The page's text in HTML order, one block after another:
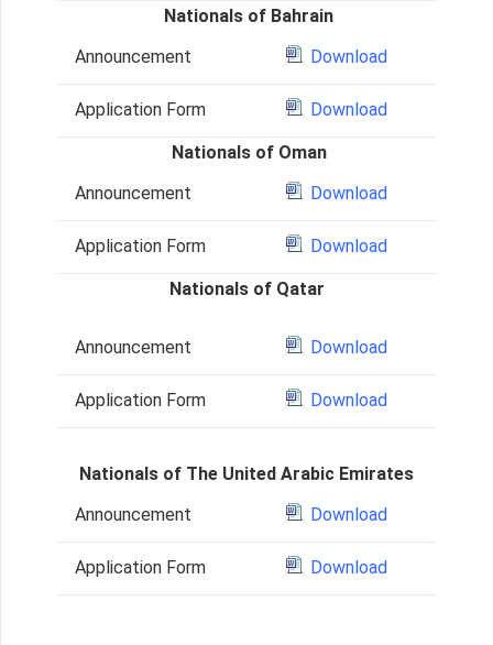
Nationals of Bahrain
Announcement
Download
Application Form Download
Nationals of Oman
Announcement
Download
Application Form Download
Nationals of Qatar
Announcement Download
Application Form Download
Nationals of The United Arabic Emirates
Announcement
Download
Application Form Download